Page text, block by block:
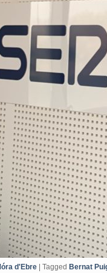
d'Ebre | Tagged Bernat